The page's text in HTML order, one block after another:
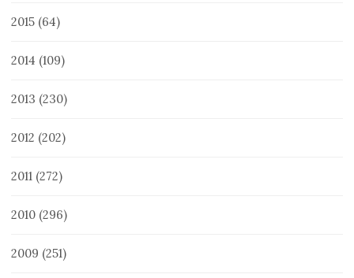
2015 (64)
2014 (109)
2013 (230)
2012 (202)
2011 (272)
2010 (296)
2009 (251)